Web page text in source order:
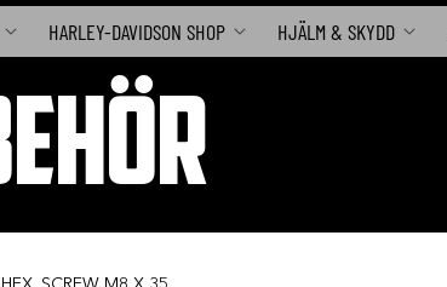
HARLEY-DAVIDSON SHOP HJÄLM & SKYDD